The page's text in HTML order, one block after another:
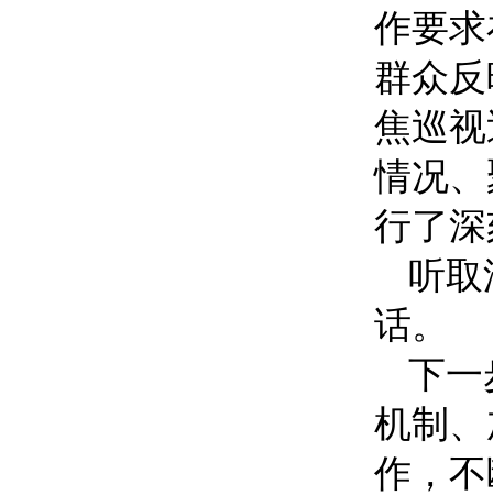
作要
群众
焦巡
情况
行了
听取
话。
下一
机制
作，